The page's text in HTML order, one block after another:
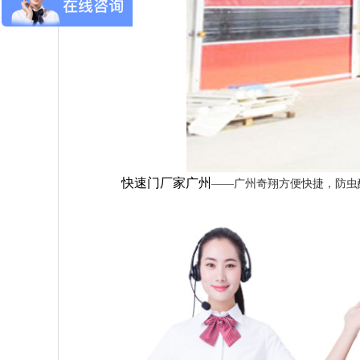
快速门厂家广州 ——广州奇翔方便快捷，防虫